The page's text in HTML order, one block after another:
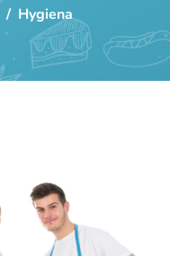
/ Hygiena